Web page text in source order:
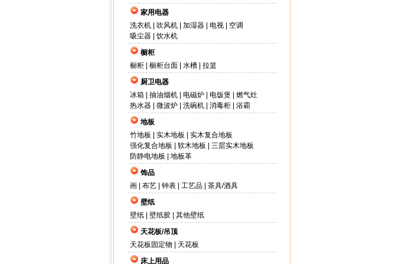
家用电器
洗衣机| 吹风机| 加湿器| 电视|
空调
吸尘器| 饮水机
橱柜
橱柜| 橱柜台面| 水槽| 拉篮
厨卫电器
冰箱| 抽油烟机| 电磁炉| 电饭煲
燃气灶
热水器| 微波炉| 洗碗机| 消毒柜| 浴霸
地板
竹地板
实木地板
实木复合地板
强化复合地板
软木地板
三层实木地板
防静电地板
地板革
饰品
画| 布艺| 钟表| 工艺品| 茶具/酒具
壁纸
壁纸| 壁纸胶| 其他壁纸
天花板/吊顶
天花板固定物
天花板
床上用品